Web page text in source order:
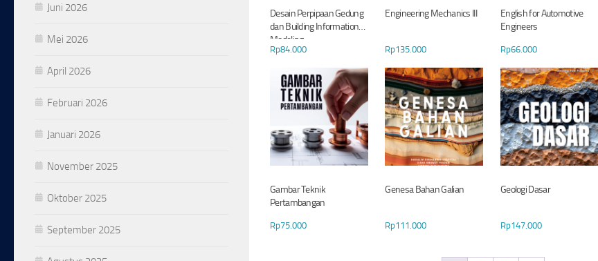
Desain Perpipaan Gedung
dan Building Information
Modeling
Rp84.000
Engineering Mechanics III
Rp135.000
English for Automotive
Engineers
Rp66.000
Gambar Teknik
Pertambangan
Rp75.000
Genesa Bahan Galian
Rp111.000
Geologi Dasar
Rp147.000
Juni 2026
Mei 2026
April 2026
Februari 2026
Januari 2026
November 2025
Oktober 2025
September 2025